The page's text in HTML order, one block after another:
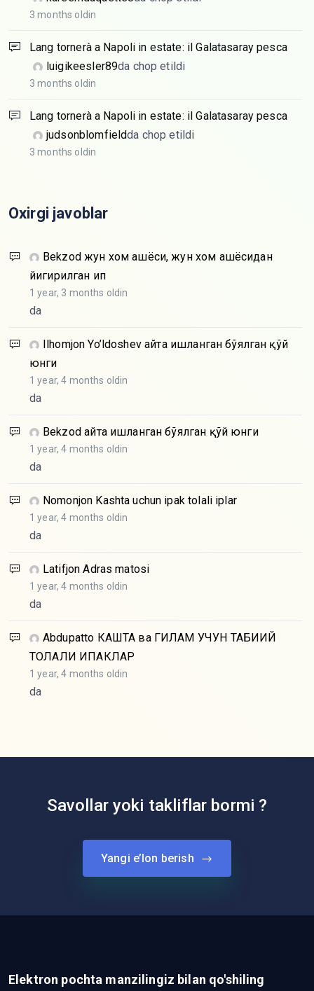
3 months oldin
Lang tornerà a Napoli in estate: il Galatasaray pesca
luigikeesler89da chop etildi
3 months oldin
Lang tornerà a Napoli in estate: il Galatasaray pesca
judsonblomfieldda chop etildi
3 months oldin
Oxirgi javoblar
Bekzod жун хом ашёси, жун хом ашёсидан
йигирилган ип
1 year, 3 months oldin
da
Ilhomjon Yo’ldoshev Қайта ишланган бўялган қўй
юнги
1 year, 4 months oldin
da
Bekzod Қайта ишланган бўялган қўй юнги
1 year, 4 months oldin
da
Nomonjon Kashta uchun ipak tolali iplar
1 year, 4 months oldin
da
Latifjon Adras matosi
1 year, 4 months oldin
da
Abdupatto КАШТА ва ГИЛАМ УЧУН ТАБИИЙ
ТОЛАЛИ ИПАКЛАР
1 year, 4 months oldin
da
Savollar yoki takliflar bormi ?
Yangi e’lon berish
Elektron pochta manzilingiz bilan qo'shiling